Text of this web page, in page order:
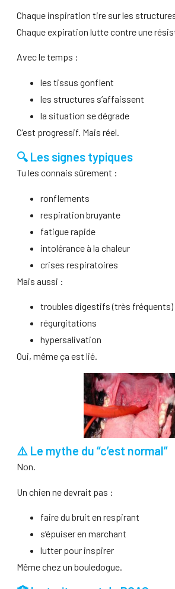
Chaque inspiration tire sur les
Chaque expiration lutte contre une
Avec le temps :
les tissus gonflent
les structures s’affaissent
la situation se dégrade
C’est progressif. Mais réel.
🔍 Les signes typiques
Tu les connais sûrement :
ronflements
respiration bruyante
fatigue rapide
intolérance à la chaleur
crises respiratoires
Mais aussi :
troubles digestifs (très fréquents)
régurgitations
hypersalivation
Oui, même ça est lié.
⚠️ Le mythe du “c’est normal”
Non.
Un chien ne devrait pas :
faire du bruit en respirant
s’épuiser en marchant
lutter pour inspirer
Même chez un bouledogue.